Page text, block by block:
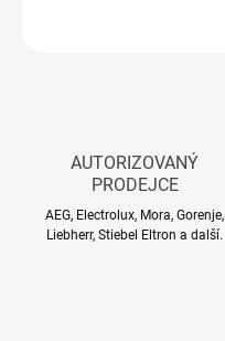
AUTORIZOVANÝ
PRODEJCE
AEG, Electrolux, Mora, Gorenje,
Liebherr, Stiebel Eltron a další.